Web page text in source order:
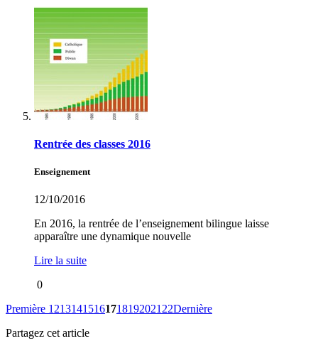
Rentrée des classes 2016
Enseignement
12/10/2016
En 2016, la rentrée de l’enseignement bilingue laisse
apparaître une dynamique nouvelle
Lire la suite
0
Première 1213141516171819202122Dernière
Partagez cet article